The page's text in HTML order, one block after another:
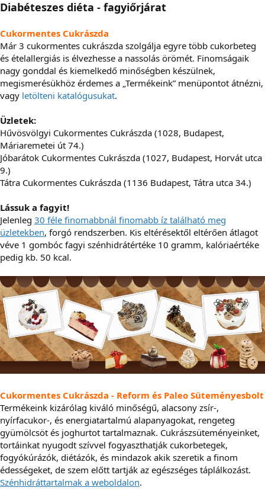
Diabéteszes diéta - fagyiőrjárat
Cukormentes Cukrászda
Már 3 cukormentes cukrászda szolgálja egyre több cukorbeteg
és ételallergiás is élvezhesse a nassolás örömét. Finomságaik
nagy gonddal és kiemelkedő minőségben készülnek,
megismerésükhöz érdemes a „Termékeink” menüpontot átnézni,
vagy letölteni katalógusukat.
Üzletek:
Hűvösvölgyi Cukormentes Cukrászda (1028, Budapest,
Máriaremetei út 74.)
Jóbarátok Cukormentes Cukrászda (1027, Budapest, Horvát utca
9.)
Tátra Cukormentes Cukrászda (1136 Budapest, Tátra utca 34.)
Lássuk a fagyit!
Jelenleg 30 féle finomabbnál finomabb íz található meg
üzletekben, forgó rendszerben. Kis eltérésektől eltérően átlagot
véve 1 gombóc fagyi szénhidrátértéke 10 gramm, kalóriaértéke
pedig kb. 50 kcal.
Cukormentes Cukrászda - Reform és Paleo Süteményesbolt
Termékeink kizárólag kiváló minőségű, alacsony zsír-,
nyírfacukor-, és energiatartalmú alapanyagokat, rengeteg
gyümölcsöt és joghurtot tartalmaznak. Cukrászsüteményeinket,
tortáinkat nyugodt szívvel fogyaszthatják cukorbetegek,
fogyókúrázók, diétázók, és mindazok akik szeretik a finom
édességeket, de szem előtt tartják az egészséges táplálkozást.
Szénhidráttartalmak a weboldalon.